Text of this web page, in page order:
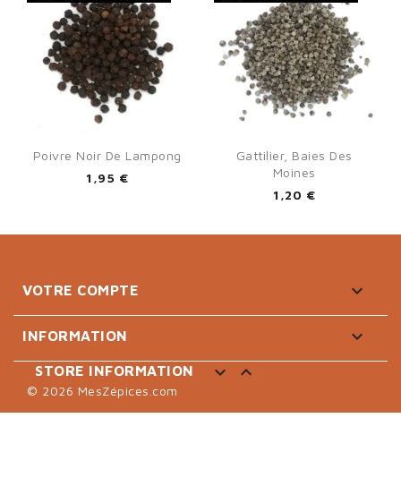
Poivre Noir De Lampong
1,95 €
Gattilier, Baies Des
Moines
1,20 €
VOTRE COMPTE 
INFORMATION 
STORE INFORMATION  
© 2026 MesZépices.com